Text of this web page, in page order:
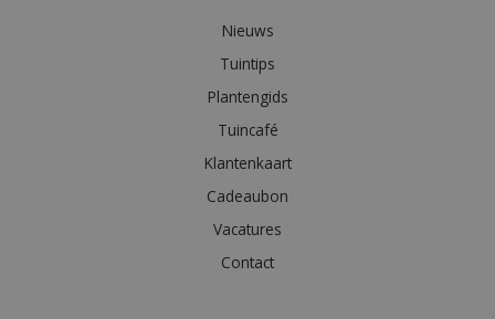
Nieuws
Tuintips
Plantengids
Tuincafé
Klantenkaart
Cadeaubon
Vacatures
Contact